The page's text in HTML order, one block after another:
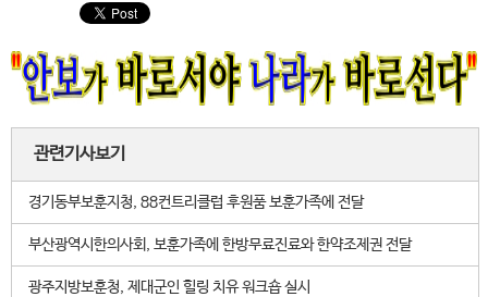
관련기사보기
경기동부보훈지청, 88컨트리클럽 후원품 보훈가족에 전달
부산광역시한의사회, 보훈가족에 한방무료진료와 한약조제권 전달
광주지방보훈청, 제대군인 힐링 치유 워크숍 실시